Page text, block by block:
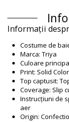
Informații
Costume de
Marca: Triya
Culoare
Print: Solid Color
Top captusit:
Coverage: Slip
Instrucțiuni de
aer
Origin: